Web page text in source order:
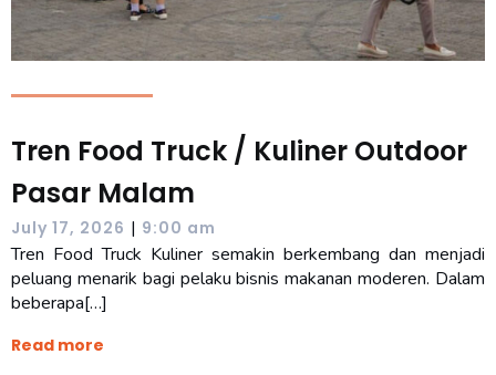
Tren Food Truck / Kuliner Outdoor
Pasar Malam
July 17, 2026 | 9:00 am
Tren Food Truck Kuliner semakin berkembang dan menjadi
peluang menarik bagi pelaku bisnis makanan moderen. Dalam
beberapa[…]
Read more